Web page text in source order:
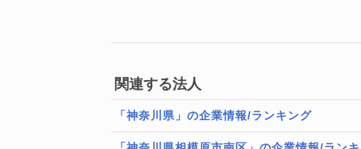
関連する法人
「神奈川県」の企業情報/ランキング